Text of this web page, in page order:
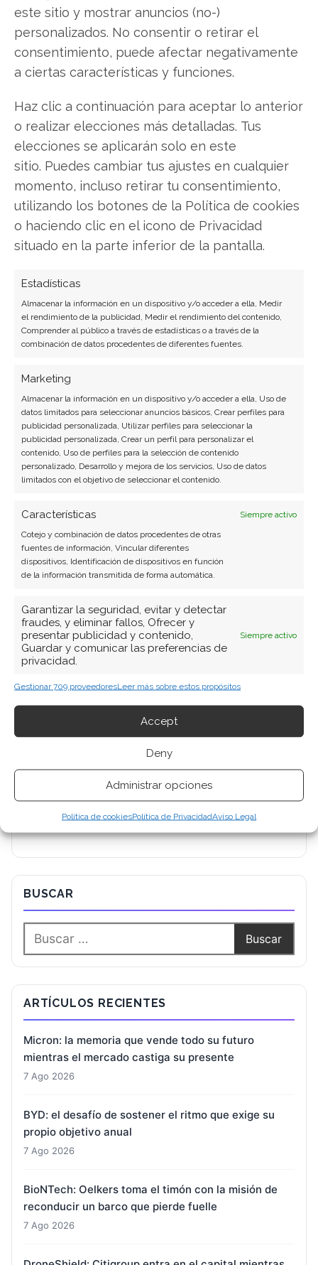
este sitio y mostrar anuncios (no-)
personalizados. No consentir o retirar el
consentimiento, puede afectar negativamente
a ciertas características y funciones.
Haz clic a continuación para aceptar lo anterior
o realizar elecciones más detalladas. Tus
elecciones se aplicarán solo en este
sitio. Puedes cambiar tus ajustes en cualquier
momento, incluso retirar tu consentimiento,
utilizando los botones de la Política de cookies
o haciendo clic en el icono de Privacidad
situado en la parte inferior de la pantalla.
Estadísticas
Almacenar la información en un dispositivo y/o acceder a ella, Medir
el rendimiento de la publicidad, Medir el rendimiento del contenido,
Comprender al público a través de estadísticas o a través de la
combinación de datos procedentes de diferentes fuentes.
Marketing
Almacenar la información en un dispositivo y/o acceder a ella, Uso de
datos limitados para seleccionar anuncios básicos, Crear perfiles para
publicidad personalizada, Utilizar perfiles para seleccionar la
publicidad personalizada, Crear un perfil para personalizar el
contenido, Uso de perfiles para la selección de contenido
personalizado, Desarrollo y mejora de los servicios, Uso de datos
limitados con el objetivo de seleccionar el contenido.
Características
Siempre activo
Cotejo y combinación de datos procedentes de otras
fuentes de información, Vincular diferentes
dispositivos, Identificación de dispositivos en función
de la información transmitida de forma automática.
Garantizar la seguridad, evitar y detectar
fraudes, y eliminar fallos, Ofrecer y
presentar publicidad y contenido,
Guardar y comunicar las preferencias de
privacidad.
Siempre activo
Gestionar 709 proveedoresLeer más sobre estos propósitos
Accept
Deny
Administrar opciones
Política de cookiesPolítica de PrivacidadAviso Legal
Chevron: ¿Comprar o vender? El nuevo Análisis
de Chevron del 7 de agosto tiene la respuesta:
Los últimos resultados de Chevron son
los inversores de Chevron. ¿Merece la pena
invertir o es momento de vender? En el Análisis
gratuito actual del 7 de agosto descubrirá
exactamente qué hacer.
Chevron: ¿Comprar o vender?¡Lee más aquí!
Compartir este artículo
Facebook
LinkedIn
Copiar enlace
Laura Fernández Silva
Analista tecnológica enfocada en innovación digital,
comercio electrónico y aplicaciones móviles.
Colaboradora habitual en medios especializados
Ver todos los artículos →
BUSCAR
ARTÍCULOS RECIENTES
Micron: la memoria que vende todo su futuro
mientras el mercado castiga su presente
7 Ago 2026
BYD: el desafío de sostener el ritmo que exige su
propio objetivo anual
7 Ago 2026
BioNTech: Oelkers toma el timón con la misión de
reconducir un barco que pierde fuelle
7 Ago 2026